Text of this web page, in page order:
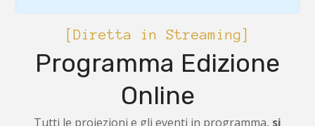
[Diretta in Streaming]
Programma Edizione
Online
Tutti le proiezioni e gli eventi in programma, si